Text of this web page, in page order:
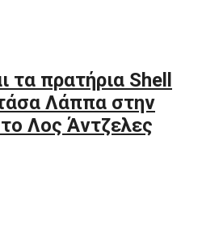
τα πρατήρια Shell
Λάππα στην
Λος Άντζελες